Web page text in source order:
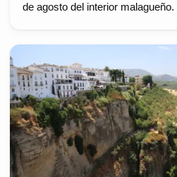
de agosto del interior malagueño.